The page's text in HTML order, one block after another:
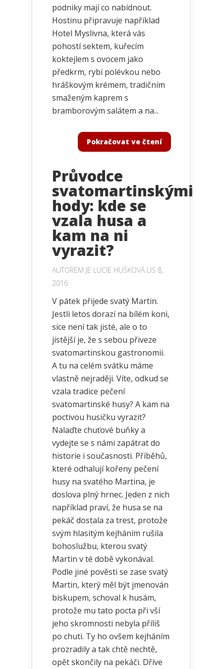
podniky mají co nabídnout.
Hostinu připravuje například
Hotel Myslivna, která vás
pohostí sektem, kuřecím
koktejlem s ovocem jako
předkrm, rybí polévkou nebo
hráškovým krémem, tradičním
smaženým kaprem s
bramborovým salátem a na...
Pokračovat ve čtení
Průvodce
svatomartinskými
hody: kde se
vzala husa a
kam na ni
vyrazit?
AUTOREM JE LUCIE HUŠKOVÁLIS 8,
2016
V pátek přijede svatý Martin.
Jestli letos dorazí na bílém koni,
sice není tak jisté, ale o to
jistější je, že s sebou přiveze
svatomartinskou gastronomii.
A tu na celém svátku máme
vlastně nejraději. Víte, odkud se
vzala tradice pečení
svatomartinské husy? A kam na
poctivou husičku vyrazit?
Nalaďte chuťové buňky a
vydejte se s námi zapátrat do
historie i současnosti. Příběhů,
které odhalují kořeny pečení
husy na svatého Martina, je
doslova plný hrnec. Jeden z nich
například praví, že husa se na
pekáč dostala za trest, protože
svým hlasitým kejháním rušila
bohoslužbu, kterou svatý
Martin v té době vykonával.
Podle jiné pověsti se zase svatý
Martin, který měl být jmenován
biskupem, schoval k husám,
protože mu tato pocta při vší
jeho skromnosti nebyla příliš
po chuti. Ty ho ovšem kejháním
prozradily a tak chtě nechtě,
opět skončily na pekáči. Dříve